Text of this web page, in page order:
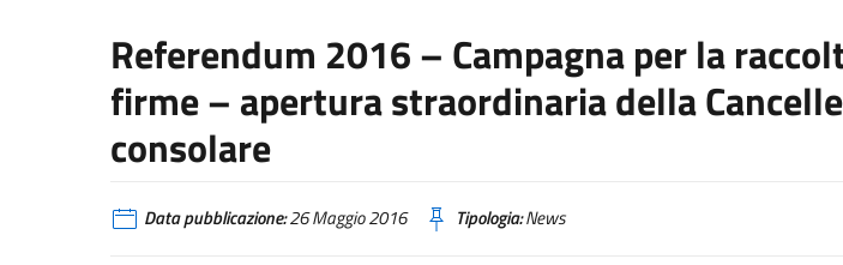
Referendum 2016 – Campagna per la
firme – apertura straordinaria della
consolare
Data pubblicazione:26 Maggio 2016 Tipologia:News